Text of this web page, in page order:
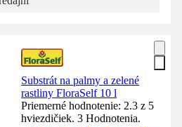
Substrát na palmy a zelené
rastliny FloraSelf 10 l
Priemerné hodnotenie: 2.3 z 5
hviezdičiek. 3 Hodnotenia.